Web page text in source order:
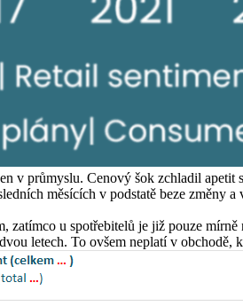
v průmyslu. Cenový šok zchladil
měsících v podstatě beze změny
u spotřebitelů je již pouze
letech. To ovšem neplatí v obchodě,